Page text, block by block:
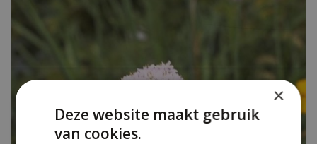
×
Deze website maakt gebruik
van cookies.